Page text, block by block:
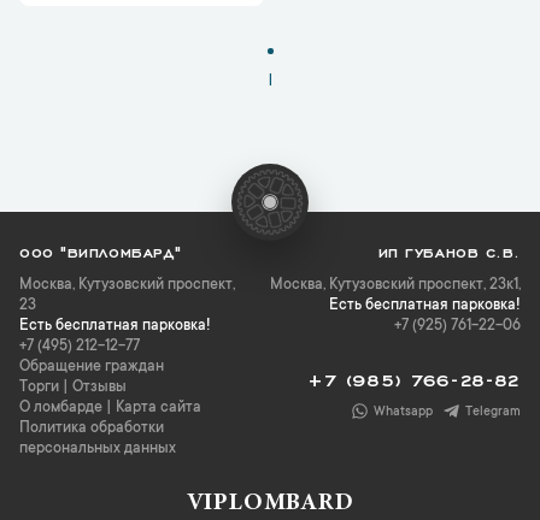
1
ООО "ВИПЛОМБАРД"
Москва, Кутузовский проспект,
23
Есть бесплатная парковка!
+7 (495) 212-12-77
Обращение граждан
Торги
Отзывы
О ломбарде
Карта сайта
Политика обработки
персональных данных
ИП ГУБАНОВ С.В.
Москва, Кутузовский проспект, 23к1,
Есть бесплатная парковка!
+7 (925) 761-22-06
+7 (985) 766-28-82
Whatsapp Telegram
VIPLOMBARD